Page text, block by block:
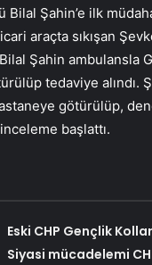
Bilal Şahin’e ilk
araçta sıkışan
Şahin ambulansla
tedaviye alındı.
götürülüp,
başlattı.
Eski CHP Gençlik
Siyasi mücadelemi